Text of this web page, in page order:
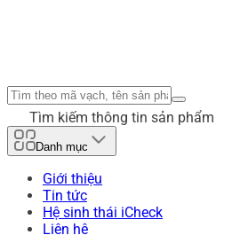
Tìm kiếm thông tin sản phẩm
Danh mục
Giới thiệu
Tin tức
Hệ sinh thái iCheck
Liên hệ